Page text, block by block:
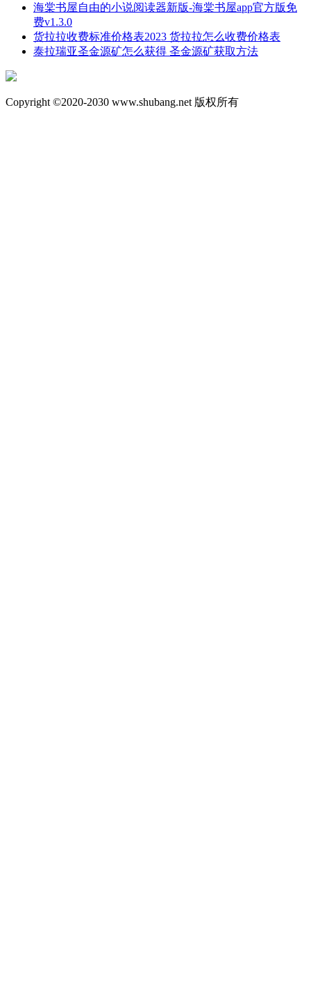
海棠书屋自由的小说阅读器新版-海棠书屋app官方版免
费v1.3.0
货拉拉收费标准价格表2023 货拉拉怎么收费价格表
泰拉瑞亚圣金源矿怎么获得 圣金源矿获取方法
Copyright ©2020-2030 www.shubang.net 版权所有